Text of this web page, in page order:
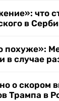
что
в
похуже»:
в случае
о скором
Трампа в